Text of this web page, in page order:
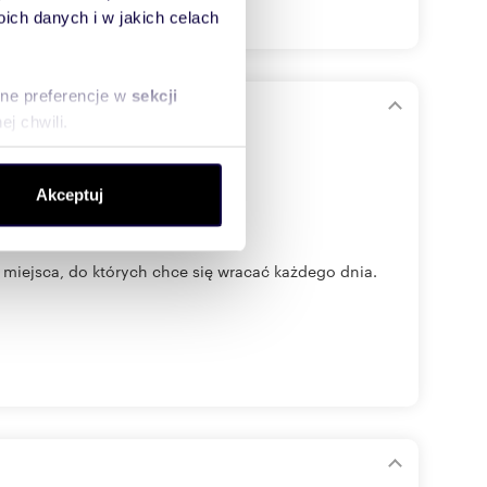
danych i w jakich celach
preferencje w sekcji
chwili.
społecznościowym,
od Ciebie lub
Akceptuj
do których chce się wracać każdego dnia.